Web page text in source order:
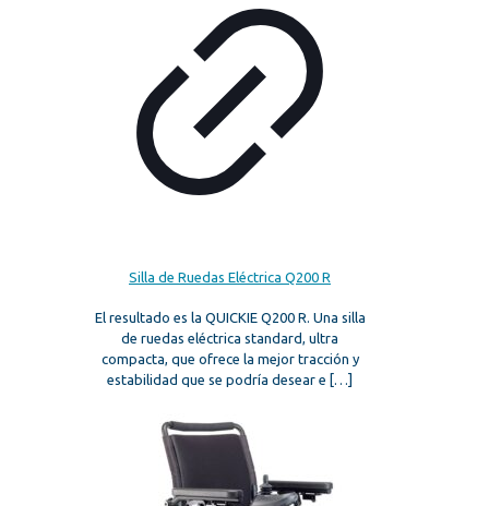
Silla de Ruedas Eléctrica Q200 R
El resultado es la QUICKIE Q200 R. Una silla
de ruedas eléctrica standard, ultra
compacta, que ofrece la mejor tracción y
estabilidad que se podría desear e […]